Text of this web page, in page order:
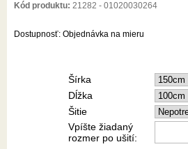
Kód produktu: 21282 - 01020030264
Dostupnosť: Objednávka na mieru
Šírka
Dĺžka
Šitie
Vpíšte žiadaný
rozmer po ušití: